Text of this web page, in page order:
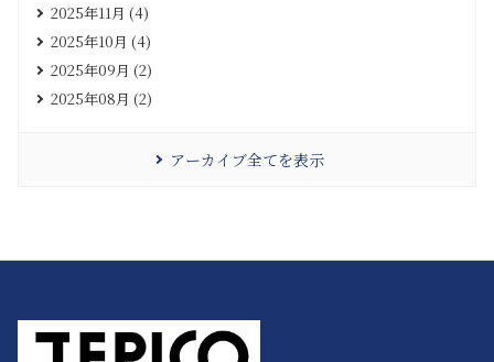
2025年11月 (4)
2025年10月 (4)
2025年09月 (2)
2025年08月 (2)
アーカイブ全てを表示